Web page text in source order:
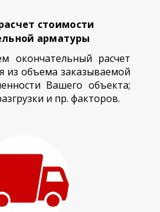
стоимости
арматуры
окончательный расчет
из объема заказываемой
Вашего объекта;
и пр. факторов.